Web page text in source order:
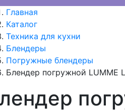
Главная
Каталог
Техника для кухни
Блендеры
Погружные блендеры
Блендер погружной LUMME